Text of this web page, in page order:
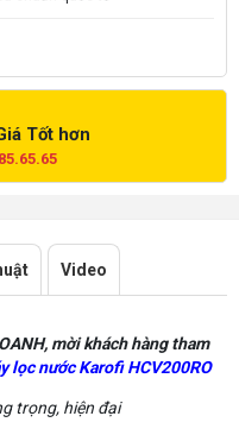
Tốt hơn
Video
mời khách hàng tham
lọc nước Karofi HCV200RO
trọng, hiện đại